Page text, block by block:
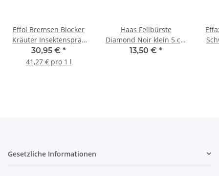
Effol Bremsen Blocker
Kräuter Insektenspray
750ml
30,95 € *
41,27 € pro 1 l
Haas Fellbürste
Diamond Noir klein 5 cm
Bürste
13,50 € *
Gesetzliche Informationen